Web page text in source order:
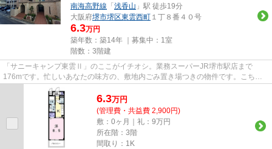
南海高野線 「 浅香山 」駅 徒歩19分
大阪府堺市堺区東雲西町 １丁８番４０号
6.3万円
築年数：築14年 ｜募集中： 1室
階数：3階建
「サニーキャンプ東雲Ⅱ」のここがイチオシ。業務スーパーJR堺市駅店まで
176mです。忙しいあなたの味方の、敷地内ごみ置き場つきの物件です。こちら
はマンションタイプになります。でき...
6.3万円
(管理費・共益費 2,900円)
敷：0ヶ月｜礼：9万円
所在階：3階
間取り：1K